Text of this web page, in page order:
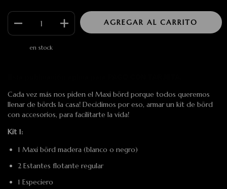
en stock
Cada vez más nos piden el Maxi börd porque todos queremos
llenar de börds la casa! Decidimos por eso, armar un kit de börd
con accesorios, para facilitarte la vida!
Kit 1:
1 Maxi börd madera (blanco o negro)
2 Estantes flotante regular
1 Especiero